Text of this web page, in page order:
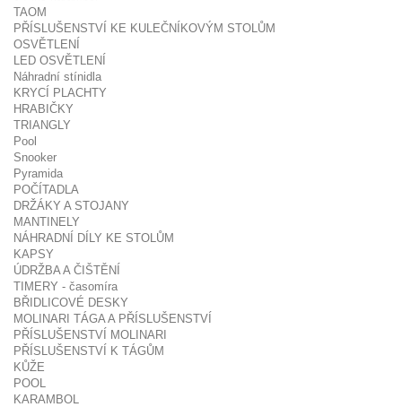
TAOM
PŘÍSLUŠENSTVÍ KE KULEČNÍKOVÝM STOLŮM
OSVĚTLENÍ
LED OSVĚTLENÍ
Náhradní stínidla
KRYCÍ PLACHTY
HRABIČKY
TRIANGLY
Pool
Snooker
Pyramida
POČÍTADLA
DRŽÁKY A STOJANY
MANTINELY
NÁHRADNÍ DÍLY KE STOLŮM
KAPSY
ÚDRŽBA A ČIŠTĚNÍ
TIMERY - časomíra
BŘIDLICOVÉ DESKY
MOLINARI TÁGA A PŘÍSLUŠENSTVÍ
PŘÍSLUŠENSTVÍ MOLINARI
PŘÍSLUŠENSTVÍ K TÁGŮM
KŮŽE
POOL
KARAMBOL